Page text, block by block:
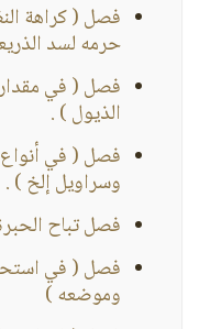
فصل ( كراهة
حرمه لسد
فصل ( في
الذيول ) .
فصل ( في
وسراويل إلخ ) .
فصل تباح
فصل ( في
وموضعه )